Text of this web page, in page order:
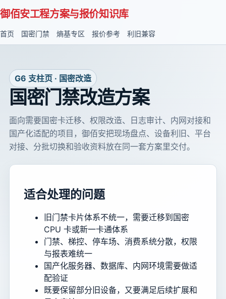
御佰安工程方案与报价知识库
首页 国密门禁 熵基专区 报价参考 利旧兼容
G6 支柱页 · 国密改造
国密门禁改造方案
面向需要国密卡迁移、权限改造、日志审计、内网对接和
国产化适配的项目，御佰安把现场盘点、设备利旧、平台
对接、分批切换和验收资料放在同一套方案里交付。
适合处理的问题
旧门禁卡片体系不统一，需要迁移到国密
CPU 卡或新一卡通体系
门禁、梯控、停车场、消费系统分散，权限
与报表难统一
国产化服务器、数据库、内网环境需要做适
配验证
既要保留部分旧设备，又要满足后续扩展和